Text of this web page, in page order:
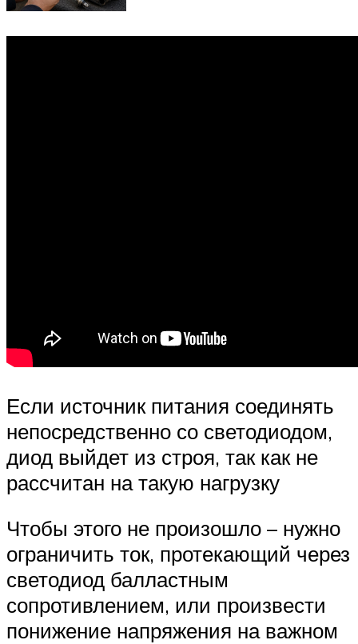
Если источник питания соединять
непосредственно со светодиодом,
диод выйдет из строя, так как не
рассчитан на такую нагрузку
Чтобы этого не произошло – нужно
ограничить ток, протекающий через
светодиод балластным
сопротивлением, или произвести
понижение напряжения на важном